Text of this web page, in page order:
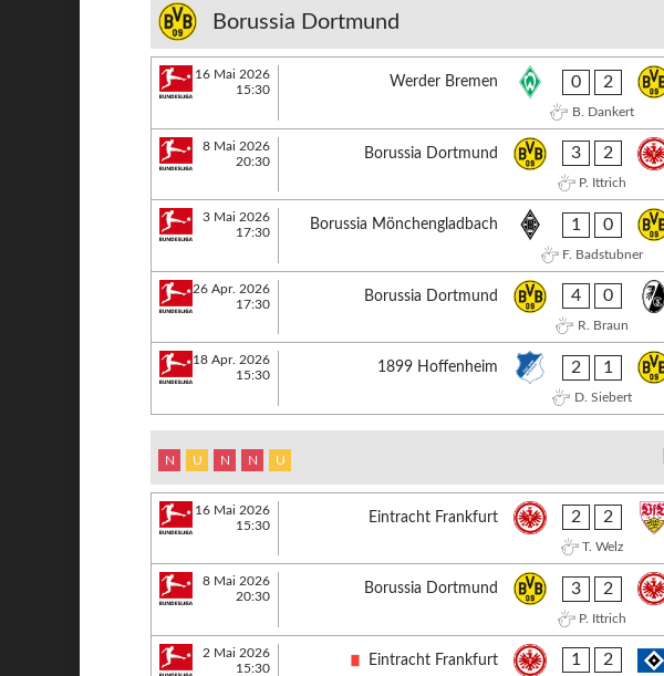
Borussia Dortmund
16 Mai 2026
15:30
Werder Bremen 0 2
B. Dankert
8 Mai 2026
20:30
Borussia Dortmund 3 2
P. Ittrich
3 Mai 2026
17:30
Borussia Mönchengladbach 1 0
F. Badstubner
26 Apr. 2026
17:30
Borussia Dortmund 4 0
R. Braun
18 Apr. 2026
15:30
1899 Hoffenheim 2 1
D. Siebert
N U N N U
16 Mai 2026
15:30
Eintracht Frankfurt 2 2
T. Welz
8 Mai 2026
20:30
Borussia Dortmund 3 2
P. Ittrich
2 Mai 2026
15:30
Eintracht Frankfurt 1 2